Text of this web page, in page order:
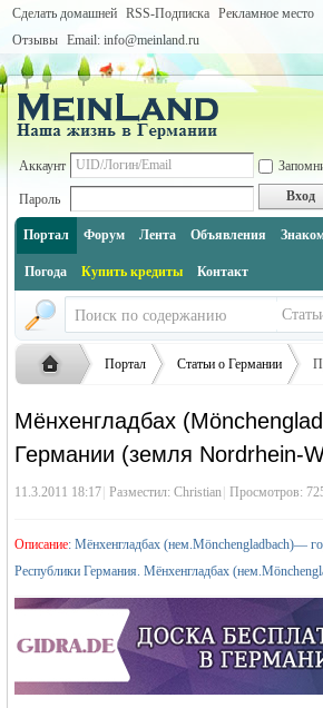
Сделать домашней RSS-Подписка Рекламное место
Отзывы Email: info@meinland.ru
Аккаунт
Пароль Вход
Портал Форум Лента Объявления
Погода Купить кредиты Контакт
Русская
жизнь и
›
Портал
›
Статьи о Германии
Северный Рейн — Вестфалия (Nordrhein-Westfalen)
›
Мёнхенгладбах
Германии (земля Nordrhein-
11.3.2011 18:17 Разместил:Christian Просмотров:
Описание: Мёнхенгладбах (нем.Mönchengladbach)—
Республики Германия. Мёнхенгладбах